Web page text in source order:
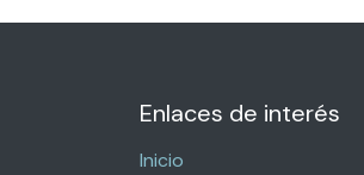
Enlaces de interés
Inicio